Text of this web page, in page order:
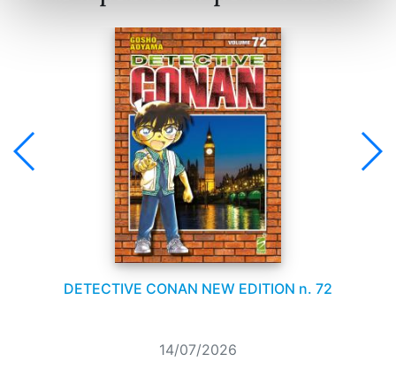
DETECTIVE CONAN NEW EDITION n. 72
14/07/2026